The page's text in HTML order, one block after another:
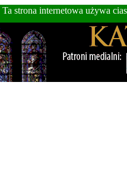
Ta strona internetowa używa